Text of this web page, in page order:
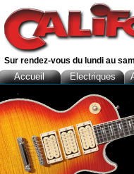
Sur rendez-vous du lundi au
Accueil Electriques